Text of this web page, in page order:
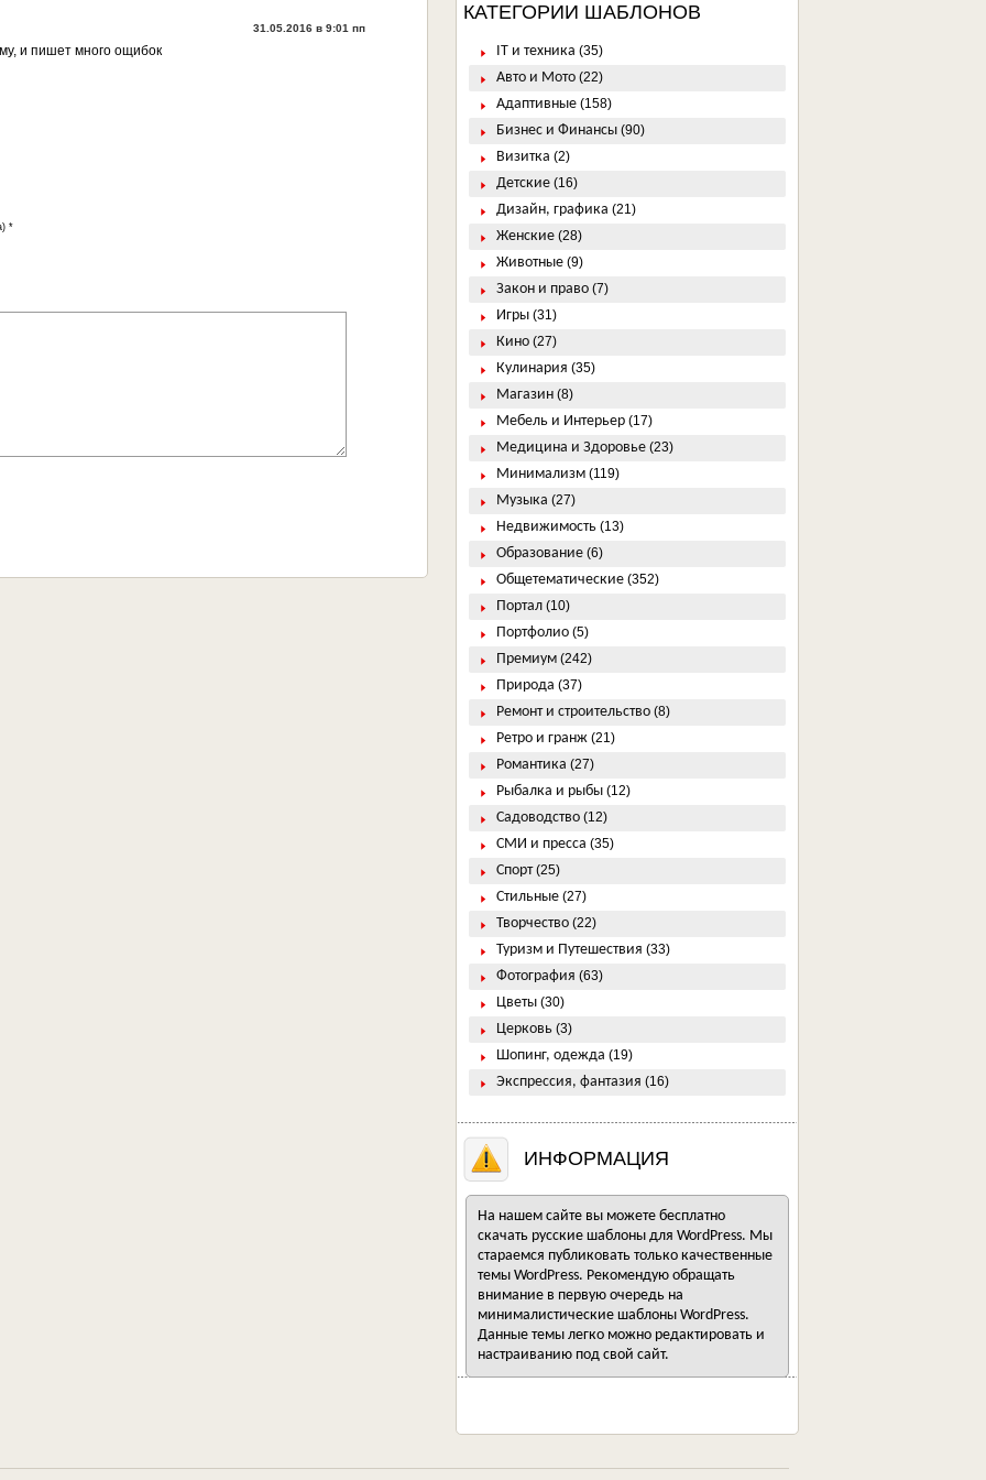
31.05.2016 в 9:01 пп
и пишет много ощибок
*
КАТЕГОРИИ ШАБЛОНОВ
IT и техника (35)
Авто и Мото (22)
Адаптивные (158)
Бизнес и Финансы (90)
Визитка (2)
Детские (16)
Дизайн, графика (21)
Женские (28)
Животные (9)
Закон и право (7)
Игры (31)
Кино (27)
Кулинария (35)
Магазин (8)
Мебель и Интерьер (17)
Медицина и Здоровье (23)
Минимализм (119)
Музыка (27)
Недвижимость (13)
Образование (6)
Общетематические (352)
Портал (10)
Портфолио (5)
Премиум (242)
Природа (37)
Ремонт и строительство (8)
Ретро и гранж (21)
Романтика (27)
Рыбалка и рыбы (12)
Садоводство (12)
СМИ и пресса (35)
Спорт(25)
Стильные (27)
Творчество (22)
Туризм и Путешествия (33)
Фотография (63)
Цветы (30)
Церковь (3)
Шопинг, одежда (19)
Экспрессия, фантазия (16)
ИНФОРМАЦИЯ
На нашем сайте вы можете бесплатно
скачать русские шаблоны для WordPress. Мы
стараемся публиковать только качественные
темы WordPress. Рекомендую обращать
внимание в первую очередь на
минималистические шаблоны WordPress.
Данные темы легко можно редактировать и
настраиванию под свой сайт.